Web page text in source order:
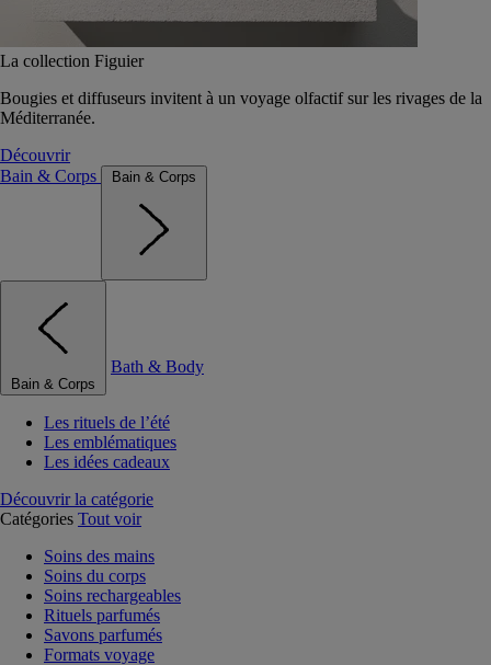
La collection Figuier
Bougies et diffuseurs invitent à un voyage olfactif sur les rivages de la
Méditerranée.
Découvrir
Bain & Corps
Bain & Corps
Bain & Corps
Bath & Body
Les rituels de l’été
Les emblématiques
Les idées cadeaux
Découvrir la catégorie
Catégories Tout voir
Soins des mains
Soins du corps
Soins rechargeables
Rituels parfumés
Savons parfumés
Formats voyage